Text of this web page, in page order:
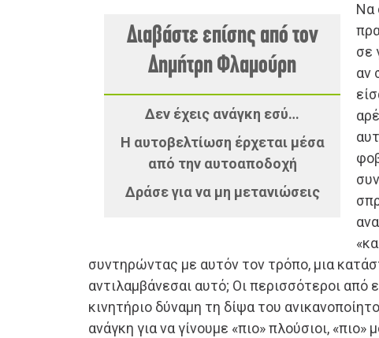
Διαβάστε επίσης από τον
Δημήτρη Φλαμούρη
Δεν έχεις ανάγκη εσύ…
Η αυτοβελτίωση έρχεται μέσα
από την αυτοαποδοχή
Δράσε για να μη μετανιώσεις
Να
σε
αν
συντηρώντας με αυτόν τον τρόπο, μια
αντιλαμβάνεσαι αυτό; Οι περισσότεροι από
κινητήριο δύναμη τη δίψα του
ανάγκη για να γίνουμε «πιο» πλούσιοι, «πιο»